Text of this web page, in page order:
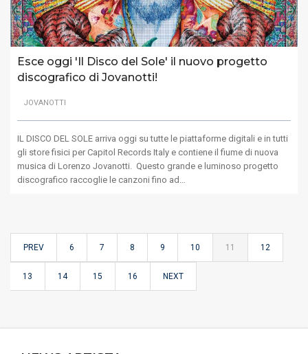
Esce oggi 'Il Disco del Sole' il nuovo progetto
discografico di Jovanotti!
JOVANOTTI
IL DISCO DEL SOLE arriva oggi su tutte le piattaforme digitali e in tutti
gli store fisici per Capitol Records Italy e contiene il fiume di nuova
musica di Lorenzo Jovanotti. Questo grande e luminoso progetto
discografico raccoglie le canzoni fino ad…
PREV 6 7 8 9 10 11 12
13 14 15 16 NEXT